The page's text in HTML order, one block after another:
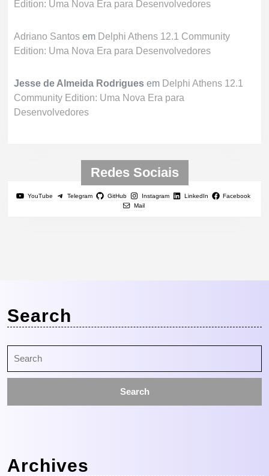
Edition: Uma Nova Era para Desenvolvedores
Adriano Santos em Delphi Athens 12.1 Community
Edition: Uma Nova Era para Desenvolvedores
Jesse de Almeida Rodrigues em Delphi Athens 12.1
Community Edition: Uma Nova Era para
Desenvolvedores
Redes Sociais
YouTube Telegram GitHub Instagram LinkedIn
Facebook
Mail
Search
for:
Archives